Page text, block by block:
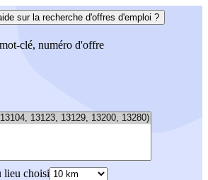
sur la recherche d'offres d'emploi ?
clé, numéro d'offre
lieu choisi